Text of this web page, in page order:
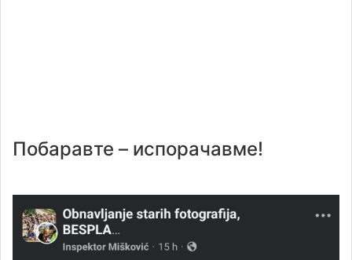
Побаравте – испорачавме!